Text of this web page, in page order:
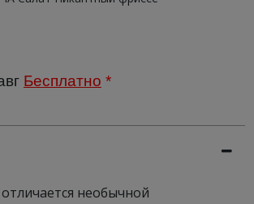
Бесплатно *
необычной